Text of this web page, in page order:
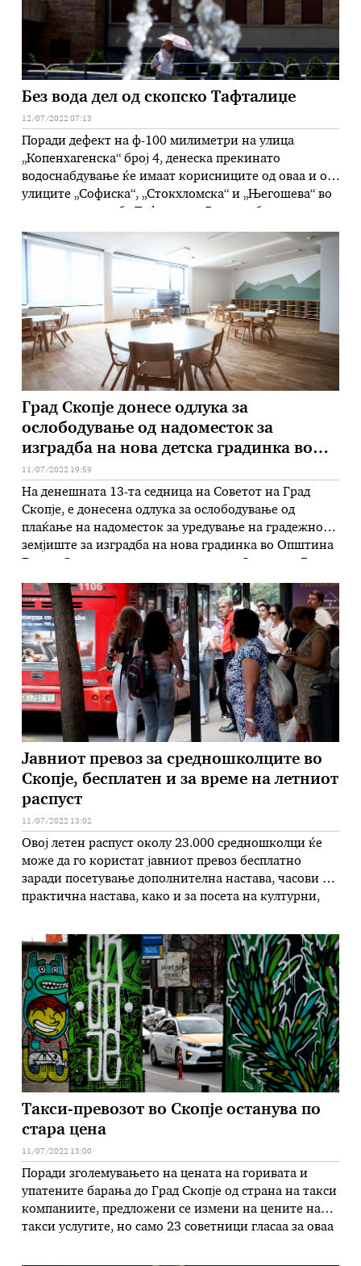
Без вода дел од скопско Тафталиџе
12/07/2022 07:13
Поради дефект на ф-100 милиметри на улица
„Копенхагенска“ број 4, денеска прекинато
водоснабдување ќе имаат корисниците од оваа и од
улиците „Софиска“, „Стокхломска“ и „Његошева“ во
како што информираат од РЦУК Скопје, ќе биде
прекинато од 9:00 часот и ќе трае до завршување со
санација на дефектот.
Град Скопје донесе одлука за
ослободување од надоместок за
изградба на нова детска градинка во
Бутел
11/07/2022 19:59
На денешната 13-та седница на Советот на Град
Скопје, е донесена одлука за ослободување од
плаќање на надоместок за уредување на градежно
земјиште за изградба на нова градинка во Општина
се ослободува од плаќање на надоместок за
уредување на градежно земјиште кон Градот Скопје,
за изградба на нова …
Јавниот превоз за средношколците во
Скопје, бесплатен и за време на летниот
распуст
11/07/2022 13:02
Овој летен распуст околу 23.000 средношколци ќе
може да го користат јавниот превоз бесплатно
заради посетување дополнителна настава, часови по
практична настава, како и за посета на културни,
Советот на Град Скопје на 13-та седница.
Изминатите години бесплатниот билет им важеше
само за време на учебната година, а за …
Такси-превозот во Скопје останува по
стара цена
11/07/2022 13:00
Поради зголемувањето на цената на горивата и
упатените барања до Град Скопје од страна на такси
компаниите, предложени се измени на цените на
такси услугите, но само 23 советници гласаа за оваа
донесе одлуката потребни беа 26. Советот за